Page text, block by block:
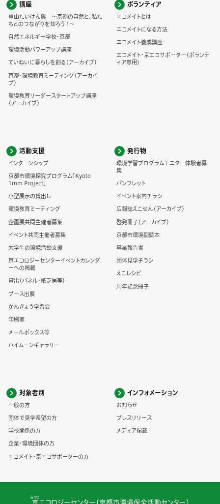
講座
里山たいけん隊 ～京都の自然と、私た
ちとのつながりを知ろう！～
自然エネルギー学校・京都
環境活動パワーアップ講座
ていねいに暮らしを創る（アーカイブ）
京都・環境教育ミーティング（アーカイ
ブ）
環境教育リーダースタートアップ講座
（アーカイブ）
ボランティア
エコメイトとは
エコメイトになる方法
エコメイト養成講座
エコメイト・京エコサポーター(ボランテ
ィア専用)
活動支援
インターンシップ
京都市環境探究プログラム「Kyoto
1mm Project」
小型展示の貸出し
環境教育ミーティング
企画展共同主催者募集
イベント共同主催者募集
大学生の環境活動支援
京エコロジーセンターイベントカレンダ
ーへの掲載
貸出（パネル・紙芝居等）
ブース出展
かんきょう学習会
印刷室
メールボックス等
ハイムーンギャラリー
発行物
環境学習プログラムモニター体験者募
集
パンフレット
イベント案内チラシ
広報誌えこせん（アーカイブ）
啓発冊子（アーカイブ）
京都市環境副読本
事業報告書
団体見学チラシ
えこレシピ
周年記念冊子
対象者別
一般の方
団体で見学希望の方
学校関係の方
企業・環境団体の方
エコメイト・京エコサポーターの方
インフォメーション
お知らせ
プレスリリース
メディア掲載
京
みやこ
エコロジーセンター（京都市環境保全活動センター）